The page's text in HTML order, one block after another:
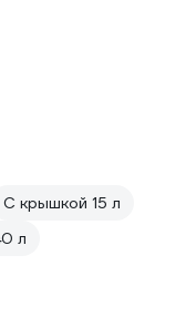
С крышкой 15 л
л